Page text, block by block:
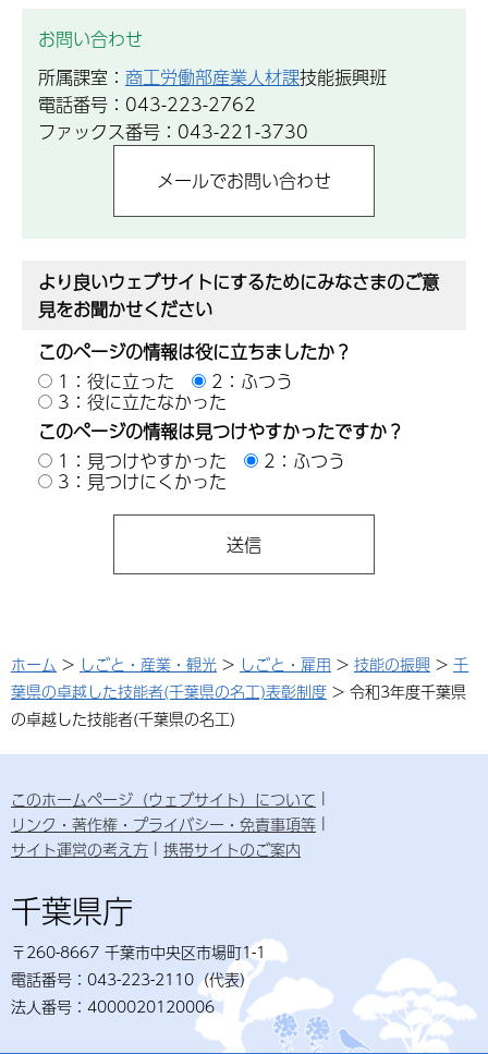
お問い合わせ
所属課室： 商工労働部産業人材課技能振興班
電話番号：043-223-2762
ファックス番号：043-221-3730
より良いウェブサイトにするためにみなさまのご意
見をお聞かせください
このページの情報は役に立ちましたか？
1：役に立った
2：ふつう
3：役に立たなかった
このページの情報は見つけやすかったですか？
1：見つけやすかった
2：ふつう
3：見つけにくかった
ホーム > しごと・産業・観光 > しごと・雇用 > 技能の振興 > 千
葉県の卓越した技能者(千葉県の名工)表彰制度 > 令和3年度千葉県
の卓越した技能者(千葉県の名工)
このホームページ（ウェブサイト）について
リンク・著作権・プライバシー・免責事項等
サイト運営の考え方
携帯サイトのご案内
千葉県庁
〒260-8667 千葉市中央区市場町1-1
電話番号：043-223-2110（代表）
法人番号：4000020120006